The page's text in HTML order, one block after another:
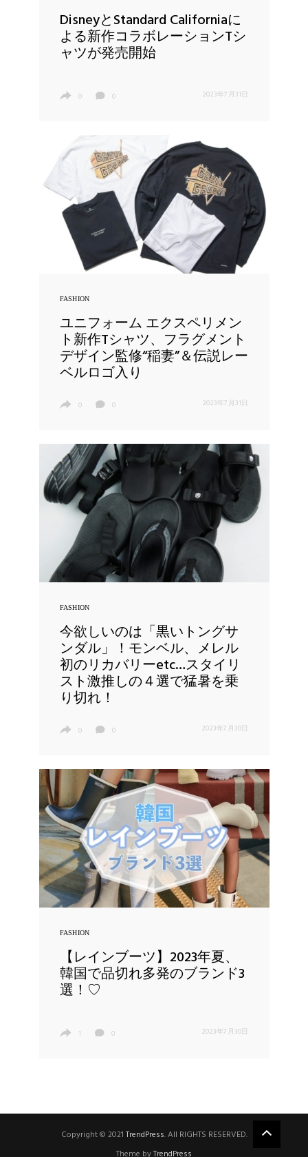
DisneyとStandard Californiaに
よる新作コラボレーションTシ
ャツが発売開始
0 0 2023年7月31日
FASHION
ユニフォーム エクスペリメン
ト新作Tシャツ、フラグメント
デザイン監修“稲妻”＆伝説レー
ベルロゴ入り
0 0 2023年7月31日
FASHION
今欲しいのは「黒いトングサ
ンダル」！モンベル、メレル
初のリカバリーetc…スタイリ
スト激推しの４選で猛暑を乗
り切れ！
0 0 2023年7月30日
FASHION
【レインブーツ】2023年夏、
韓国で品切れ多発のブランド3
選！♡
1 0 2023年7月30日
Copyright © 2021TrendPress. All RIGHTS RESERVED.
Theme byTrendPress